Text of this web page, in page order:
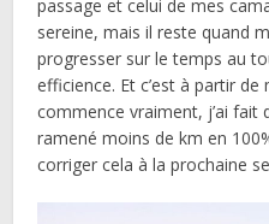
passage et celui de mes
sereine, mais il reste quand
progresser sur le temps au
efficience. Et c’est à partir
commence vraiment, j’ai fait
ramené moins de km en
corriger cela à la prochaine